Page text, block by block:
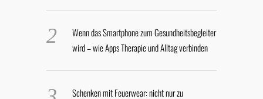
Wenn das Smartphone zum Gesundheitsbegleiter
wird – wie Apps Therapie und Alltag verbinden
Schenken mit Feuerwear: nicht nur zu